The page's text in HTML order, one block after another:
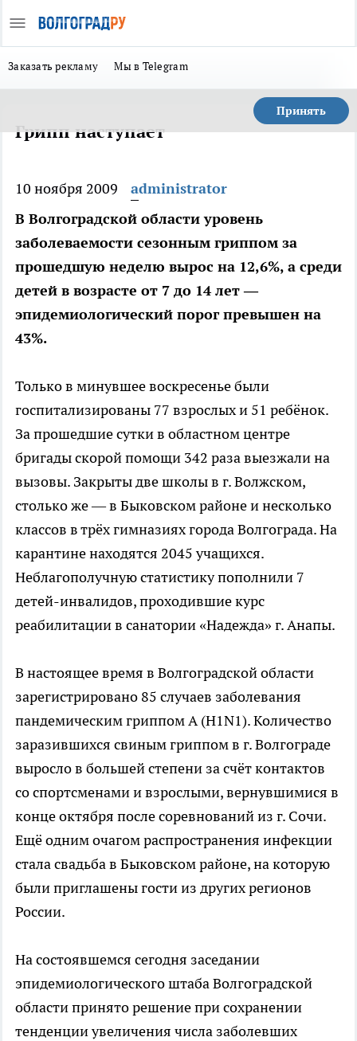
Заказать рекламу Мы в Telegram
Принять
Грипп наступает
10 ноября 2009
administrator
В Волгоградской области уровень
заболеваемости сезонным гриппом за
прошедшую неделю вырос на 12,6%, а среди
детей в возрасте от 7 до 14 лет —
эпидемиологический порог превышен на
43%.
Только в минувшее воскресенье были
госпитализированы 77 взрослых и 51 ребёнок.
За прошедшие сутки в областном центре
бригады скорой помощи 342 раза выезжали на
вызовы. Закрыты две школы в г. Волжском,
столько же — в Быковском районе и несколько
классов в трёх гимназиях города Волгограда. На
карантине находятся 2045 учащихся.
Неблагополучную статистику пополнили 7
детей-инвалидов, проходившие курс
реабилитации в санатории «Надежда» г. Анапы.
В настоящее время в Волгоградской области
зарегистрировано 85 случаев заболевания
пандемическим гриппом А (H1N1). Количество
заразившихся свиным гриппом в г. Волгограде
выросло в большей степени за счёт контактов
со спортсменами и взрослыми, вернувшимися в
конце октября после соревнований из г. Сочи.
Ещё одним очагом распространения инфекции
стала свадьба в Быковском районе, на которую
были приглашены гости из других регионов
России.
На состоявшемся сегодня заседании
эпидемиологического штаба Волгоградской
области принято решение при сохранении
тенденции увеличения числа заболевших